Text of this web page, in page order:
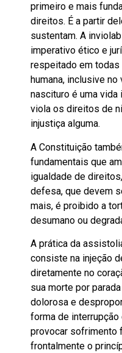
primeiro e mais
direitos. É a partir
sustentam. A
imperativo ético e
respeitado em
humana, inclusive
nascituro é uma vida
viola os direitos de
injustiça alguma.
A Constituição
fundamentais que
igualdade de
defesa, que devem
mais, é proibido a
desumano ou
A prática da
consiste na injeção
diretamente no
sua morte por
dolorosa e
forma de
provocar sofrimento
frontalmente o